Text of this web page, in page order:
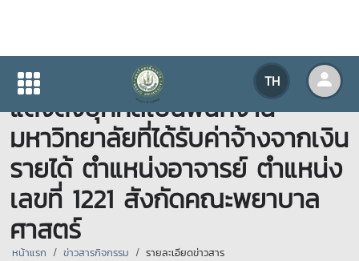
TH
ผลการสอบคัดเลือกเพื่อบรรจุและ
แต่งตั้งบุคคลเป็นพนักงาน
มหาวิทยาลัยที่ได้รับค่าจ้างจากเงิน
รายได้ ตำแหน่งอาจารย์ ตำแหน่ง
เลขที่ 1221 สังกัดคณะพยาบาล
ศาสตร์
หน้าแรก ข่าวสารกิจกรรม รายละเอียดข่าวสาร